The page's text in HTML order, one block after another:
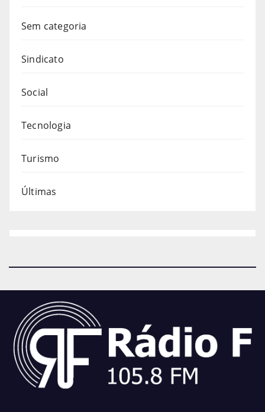
Sem categoria
Sindicato
Social
Tecnologia
Turismo
Últimas